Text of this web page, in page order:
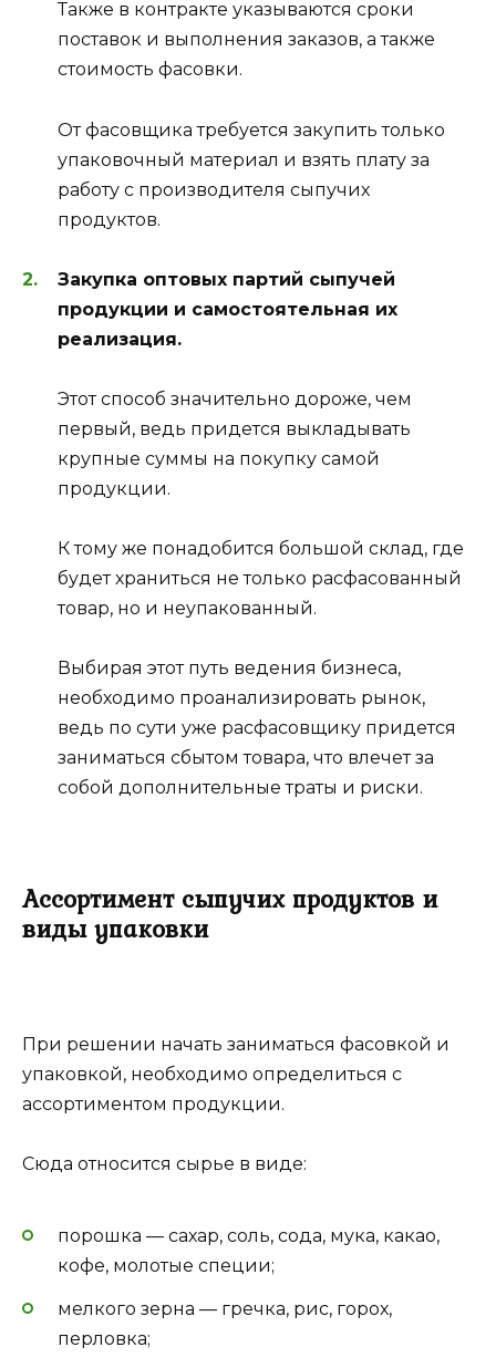
Также в контракте указываются сроки
поставок и выполнения заказов, а также
стоимость фасовки.
От фасовщика требуется закупить только
упаковочный материал и взять плату за
работу с производителя сыпучих
продуктов.
Закупка оптовых партий сыпучей
продукции и самостоятельная их
реализация.
Этот способ значительно дороже, чем
первый, ведь придется выкладывать
крупные суммы на покупку самой
продукции.
К тому же понадобится большой склад, где
будет храниться не только расфасованный
товар, но и неупакованный.
Выбирая этот путь ведения бизнеса,
необходимо проанализировать рынок,
ведь по сути уже расфасовщику придется
заниматься сбытом товара, что влечет за
собой дополнительные траты и риски.
Ассортимент сыпучих продуктов и
виды упаковки
При решении начать заниматься фасовкой и
упаковкой, необходимо определиться с
ассортиментом продукции.
Сюда относится сырье в виде:
порошка — сахар, соль, сода, мука, какао,
кофе, молотые специи;
мелкого зерна — гречка, рис, горох,
перловка;